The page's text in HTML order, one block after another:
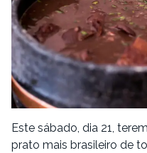
Este sábado, dia 21,
prato mais brasileiro de